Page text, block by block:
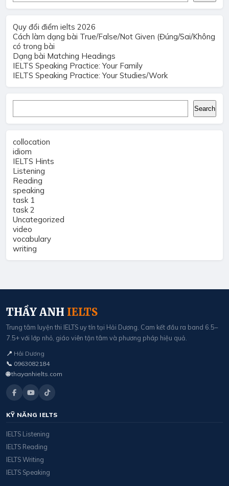
Quy đổi điểm ielts 2026
Cách làm dạng bài True/False/Not Given (Đúng/Sai/Không
có trong bài
Dạng bài Matching Headings
IELTS Speaking Practice: Your Family
IELTS Speaking Practice: Your Studies/Work
Search
collocation
idiom
IELTS Hints
Listening
Reading
speaking
task 1
task 2
Uncategorized
video
vocabulary
writing
THẦY ANH IELTS
Trung tâm luyện thi IELTS uy tín tại Hải Dương. Cam kết đầu ra band 6.5–
7.5+ với lớp nhỏ, giáo viên tận tâm và phương pháp hiệu quả.
📍 Hải Dương
📞 0963082184
🌐 thayanhielts.com
KỸ NĂNG IELTS
IELTS Listening
IELTS Reading
IELTS Writing
IELTS Speaking